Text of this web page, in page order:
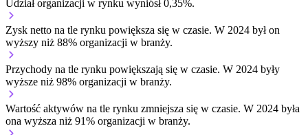
Udział organizacji w rynku wyniósł 0,35%.
Zysk netto na tle rynku powiększa się w czasie. W 2024 był on
wyższy niż 88% organizacji w branży.
Przychody na tle rynku powiększają się w czasie. W 2024 były
wyższe niż 98% organizacji w branży.
Wartość aktywów na tle rynku zmniejsza się w czasie. W 2024 była
ona wyższa niż 91% organizacji w branży.